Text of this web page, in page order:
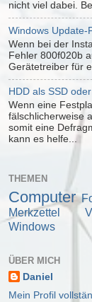
nicht viel dabei.
Windows Update-
Wenn bei der
Fehler 800f020b
Gerätetreiber für
HDD als SSD
Wenn eine
fälschlicherweise
somit eine
kann es helfe...
THEMEN
Computer
Merkzettel
Windows
ÜBER MICH
Daniel
Mein Profil